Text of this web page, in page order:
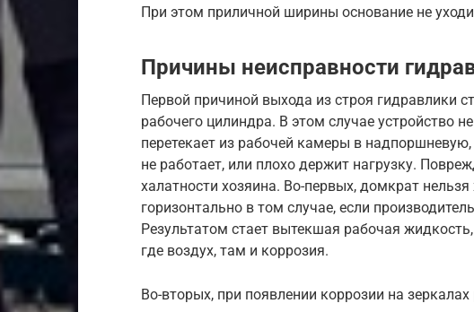
При этом приличной ширины основание не
Причины неисправности
Первой причиной выхода из строя гидравлики
рабочего цилиндра. В этом случае устройство
перетекает из рабочей камеры в
не работает, или плохо держит нагрузку.
халатности хозяина. Во-первых, домкрат
горизонтально в том случае, если
Результатом стает вытекшая рабочая
где воздух, там и коррозия.
Во-вторых, при появлении коррозии на